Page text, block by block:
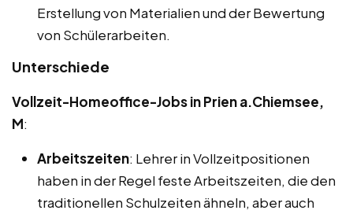
Erstellung von Materialien und der Bewertung
von Schülerarbeiten.
Unterschiede
Vollzeit-Homeoffice-Jobs in Prien a.Chiemsee,
M:
Arbeitszeiten: Lehrer in Vollzeitpositionen
haben in der Regel feste Arbeitszeiten, die den
traditionellen Schulzeiten ähneln, aber auch